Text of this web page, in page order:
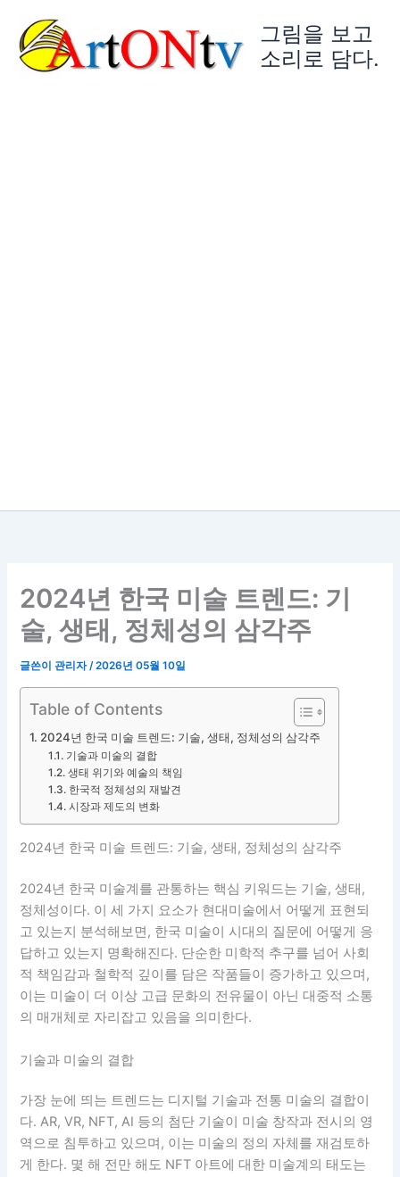
그림을 보고
소리로 담다.
2024년 한국 미술 트렌드: 기
술, 생태, 정체성의 삼각주
글쓴이관리자/2026년 05월 10일
Table of Contents
2024년 한국 미술 트렌드: 기술, 생태, 정체성의 삼각주
기술과 미술의 결합
생태 위기와 예술의 책임
한국적 정체성의 재발견
시장과 제도의 변화
2024년 한국 미술 트렌드: 기술, 생태, 정체성의 삼각주
2024년 한국 미술계를 관통하는 핵심 키워드는 기술, 생태,
정체성이다. 이 세 가지 요소가 현대미술에서 어떻게 표현되
고 있는지 분석해보면, 한국 미술이 시대의 질문에 어떻게 응
답하고 있는지 명확해진다. 단순한 미학적 추구를 넘어 사회
적 책임감과 철학적 깊이를 담은 작품들이 증가하고 있으며,
이는 미술이 더 이상 고급 문화의 전유물이 아닌 대중적 소통
의 매개체로 자리잡고 있음을 의미한다.
기술과 미술의 결합
가장 눈에 띄는 트렌드는 디지털 기술과 전통 미술의 결합이
다. AR, VR, NFT, AI 등의 첨단 기술이 미술 창작과 전시의 영
역으로 침투하고 있으며, 이는 미술의 정의 자체를 재검토하
게 한다. 몇 해 전만 해도 NFT 아트에 대한 미술계의 태도는